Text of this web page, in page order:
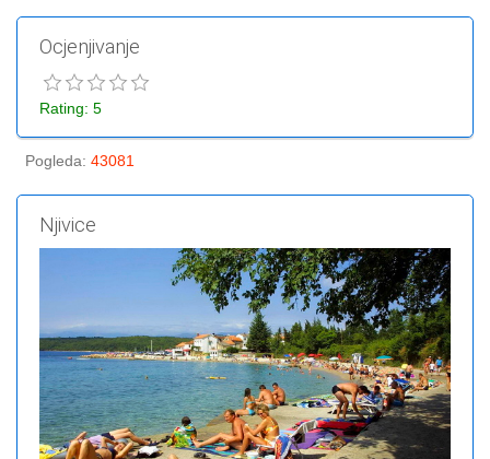
Ocjenjivanje
Rating: 5
Pogleda: 43081
Njivice